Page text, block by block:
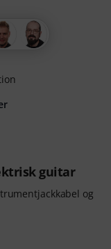
guitar
og